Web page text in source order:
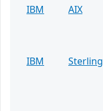
IBM
AIX
IBM
Sterling